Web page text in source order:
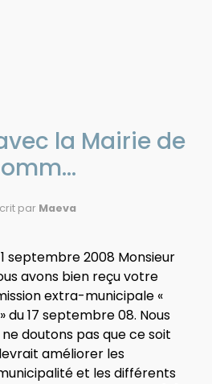
la Mairie de
par Maeva
septembre 2008 Monsieur
avons bien reçu votre
extra-municipale «
du 17 septembre 08. Nous
doutons pas que ce soit
améliorer les
et les différents